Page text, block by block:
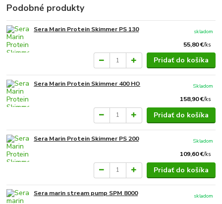
Podobné produkty
Sera Marin Protein Skimmer PS 130
55,80 €/ks
skladom
Pridať do košíka
Sera Marin Protein Skimmer 400 HO
158,90 €/ks
Skladom
Pridať do košíka
Sera Marin Protein Skimmer PS 200
109,60 €/ks
Skladom
Pridať do košíka
Sera marin stream pump SPM 8000
skladom